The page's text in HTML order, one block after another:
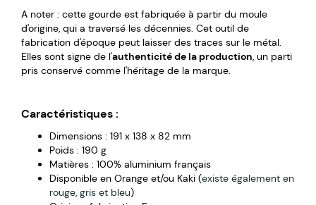
A noter : cette gourde est fabriquée à partir du moule
d'origine, qui a traversé les décennies. Cet outil de
fabrication d'époque peut laisser des traces sur le métal.
Elles sont signe de l'authenticité de la production , un parti
pris conservé comme l'héritage de la marque.
Caractéristiques :
Dimensions : 191 x 138 x 82 mm
Poids : 190 g
Matières : 100% aluminium français
Disponible en Orange et/ou Kaki (existe également en
rouge, gris et bleu)